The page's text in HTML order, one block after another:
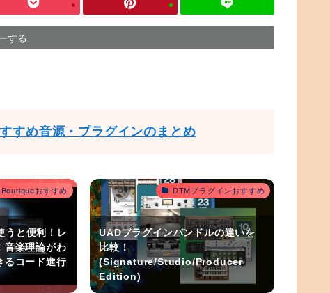
する
すめ音源・プラグインのまとめ
おすすめ
うと便利！レ
音楽理論がわ
るコード進行
DTMプラグインおすすめ
UADプラグインバンドルの違いを
比較！
(Signature/Studio/Producer
Edition)